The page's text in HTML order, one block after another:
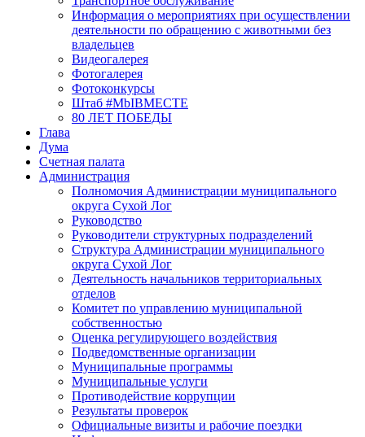
Информация о мероприятиях при осуществлении
деятельности по обращению с животными без
владельцев
Видеогалерея
Фотогалерея
Фотоконкурсы
Штаб #MbIBMECTE
80 ЛЕТ ПОБЕДЫ
Глава
Дума
Счетная палата
Администрация
Полномочия Администрации муниципального
округа Сухой Лог
Руководство
Руководители структурных подразделений
Структура Администрации муниципального
округа Сухой Лог
Деятельность начальников территориальных
отделов
Комитет по управлению муниципальной
собственностью
Оценка регулирующего воздействия
Подведомственные организации
Муниципальные программы
Муниципальные услуги
Противодействие коррупции
Результаты проверок
Официальные визиты и рабочие поездки